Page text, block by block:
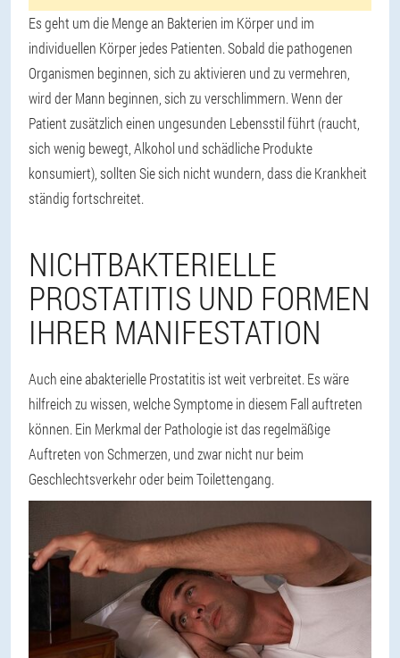
Es geht um die Menge an Bakterien im Körper und im
individuellen Körper jedes Patienten. Sobald die pathogenen
Organismen beginnen, sich zu aktivieren und zu vermehren,
wird der Mann beginnen, sich zu verschlimmern. Wenn der
Patient zusätzlich einen ungesunden Lebensstil führt (raucht,
sich wenig bewegt, Alkohol und schädliche Produkte
konsumiert), sollten Sie sich nicht wundern, dass die Krankheit
ständig fortschreitet.
NICHTBAKTERIELLE
PROSTATITIS UND FORMEN
IHRER MANIFESTATION
Auch eine abakterielle Prostatitis ist weit verbreitet. Es wäre
hilfreich zu wissen, welche Symptome in diesem Fall auftreten
können. Ein Merkmal der Pathologie ist das regelmäßige
Auftreten von Schmerzen, und zwar nicht nur beim
Geschlechtsverkehr oder beim Toilettengang.